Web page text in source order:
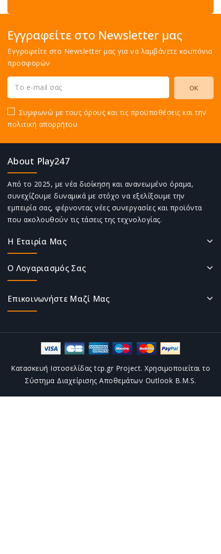
Εγγραφείτε στο Newsletter μας
Εγγραφείτε στο Newsletter μας για να λαμβάνετε κουπόνια
προσφορών
Συμφωνώ με τους όρους και τις προϋποθέσεις και την
πολιτική απορρήτου
About Play247
Από το 2025, με νέα διοίκηση και ανανεωμένο όραμα,
συνεχίζουμε δυναμικά με στόχο να εξελίξουμε την
εμπειρία σας, φέρνοντας νέες συνεργασίες και προϊόντα
που ακολουθούν τις τάσεις της τεχνολογίας.
Η Εταιρία Μας
Ο Λογαριασμός Σας
Επικοινωνήστε Μαζί Μας
Κατασκευή Ιστοσελίδας tcp.gr Project. Χρησιμοποιείται το
Σύστημα Διαχείρισης Αποθεμάτων Outlook B.M.S.